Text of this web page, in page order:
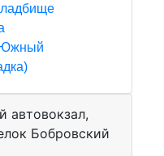
автовокзал,
Бобровский